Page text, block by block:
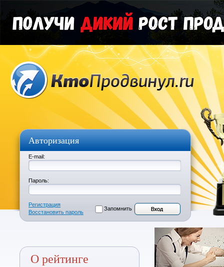
Авторизация
E-mail:
Пароль:
Регистрация
Восстановить пароль
Запомнить
О рейтинге